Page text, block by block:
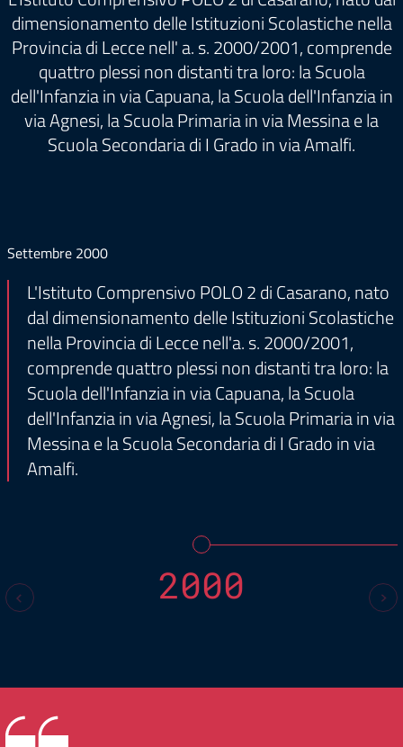
dimensionamento delle Istituzioni Scolastiche nella
Provincia di Lecce nell' a. s. 2000/2001, comprende
quattro plessi non distanti tra loro: la Scuola
dell'Infanzia in via Capuana, la Scuola dell'Infanzia in
via Agnesi, la Scuola Primaria in via Messina e la
Scuola Secondaria di I Grado in via Amalfi.
Settembre 2000
L'Istituto Comprensivo POLO 2 di Casarano, nato
dal dimensionamento delle Istituzioni Scolastiche
nella Provincia di Lecce nell'a. s. 2000/2001,
comprende quattro plessi non distanti tra loro: la
Scuola dell'Infanzia in via Capuana, la Scuola
dell'Infanzia in via Agnesi, la Scuola Primaria in via
Messina e la Scuola Secondaria di I Grado in via
Amalfi.
2000